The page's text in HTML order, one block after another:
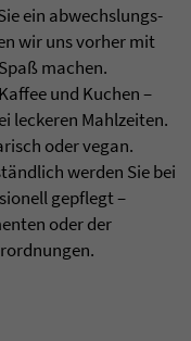
ein abwechslungs­
wir uns vorher mit
machen.
und Kuchen –
leckeren Mahlzeiten.
oder vegan.
werden Sie bei
gepflegt –
oder der